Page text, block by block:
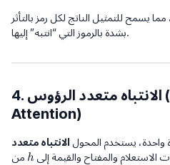
يسمح للتمثيل الناتج لكل رمز بالتأثر
بشدة بالرموز التي “انتبه” إليها.
4. الانتباه متعدد الرؤوس (Multi-Head
Attention)
واحدة، يستخدم المحول الانتباه متعدد
والمفتاح والقيمة إلى
h
h من